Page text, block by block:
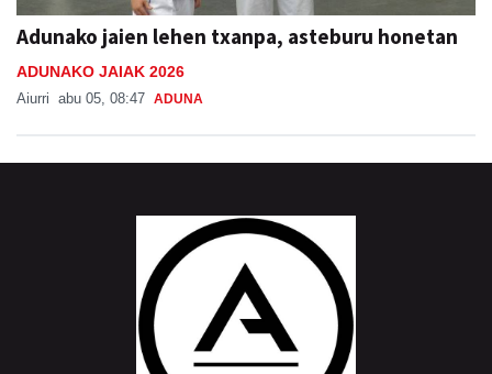
Adunako jaien lehen txanpa, asteburu honetan
ADUNAKO JAIAK 2026
Aiurri abu 05, 08:47 ADUNA